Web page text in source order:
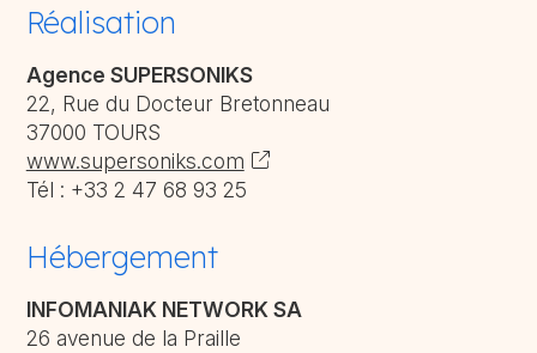
Réalisation
Agence SUPERSONIKS
22, Rue du Docteur Bretonneau
37000 TOURS
www.supersoniks.com
Tél : +33 2 47 68 93 25
Hébergement
INFOMANIAK NETWORK SA
26 avenue de la Praille